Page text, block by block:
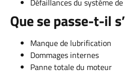
Défaillances du système
Que se passe-t-il
Manque de lubrification
Dommages internes
Panne totale du moteur